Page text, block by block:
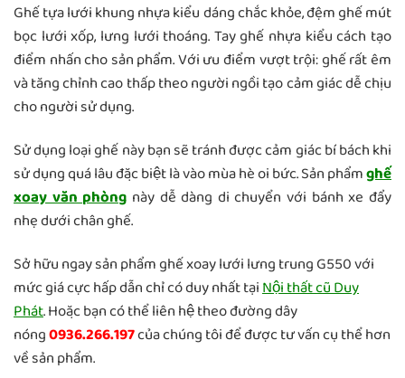
Ghế tựa lưới khung nhựa kiểu dáng chắc khỏe, đệm ghế mút
bọc lưới xốp, lưng lưới thoáng. Tay ghế nhựa kiểu cách tạo
điểm nhấn cho sản phẩm. Với ưu điểm vượt trội: ghế rất êm
và tăng chỉnh cao thấp theo người ngồi tạo cảm giác dễ chịu
cho người sử dụng.
Sử dụng loại ghế này bạn sẽ tránh được cảm giác bí bách khi
sử dụng quá lâu đặc biệt là vào mùa hè oi bức. Sản phẩmghế
xoay văn phòng này dễ dàng di chuyển với bánh xe đẩy
nhẹ dưới chân ghế.
Sở hữu ngay sản phẩm ghế xoay lưới lưng trung G550 với
mức giá cực hấp dẫn chỉ có duy nhất tạiNội thất cũ Duy
Phát. Hoặc bạn có thể liên hệ theo đường dây
nóng0936.266.197của chúng tôi để được tư vấn cụ thể hơn
về sản phẩm.